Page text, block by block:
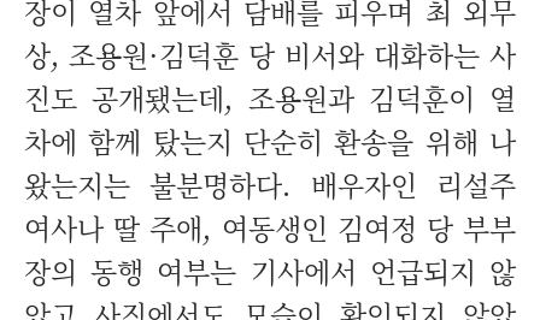
장이 열차 앞에서 담배를 피우며 최 외무
상, 조용원·김덕훈 당 비서와 대화하는 사
진도 공개됐는데, 조용원과 김덕훈이 열
차에 함께 탔는지 단순히 환송을 위해 나
왔는지는 불분명하다. 배우자인 리설주
여사나 딸 주애, 여동생인 김여정 당 부부
장의 동행 여부는 기사에서 언급되지 않